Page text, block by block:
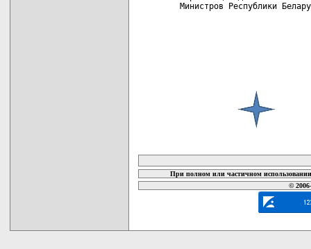
Министров Республики
При полном или частичном
©